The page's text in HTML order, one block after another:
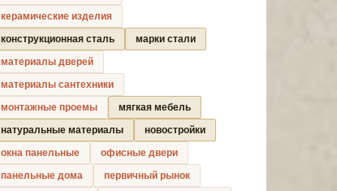
керамические изделия
конструкционная сталь
марки стали
материалы дверей
материалы сантехники
монтажные проемы
мягкая мебель
натуральные материалы
новостройки
окна панельные
офисные двери
панельные дома
первичный рынок